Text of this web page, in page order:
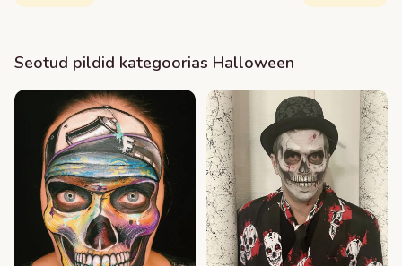
Seotud pildid kategoorias Halloween